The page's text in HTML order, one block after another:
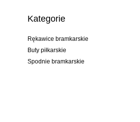
Kategorie
Rękawice bramkarskie
Buty piłkarskie
Spodnie bramkarskie